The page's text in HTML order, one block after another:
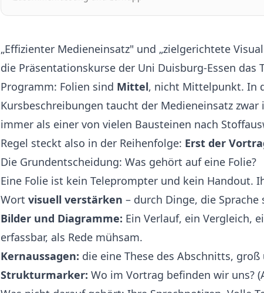
„Effizienter Medieneinsatz" und „zielgerichtete
die Präsentationskurse der Uni Duisburg-Essen das
Programm: Folien sind Mittel, nicht Mittelpunkt. In
Kursbeschreibungen taucht der Medieneinsatz
immer als einer von vielen Bausteinen nach
Regel steckt also in der Reihenfolge: Erst der
Die Grundentscheidung: Was gehört auf eine Folie?
Eine Folie ist kein Teleprompter und kein Handout.
Wort visuell verstärken – durch Dinge, die Sprache
Bilder und Diagramme: Ein Verlauf, ein Vergleich,
erfassbar, als Rede mühsam.
Kernaussagen: die eine These des Abschnitts,
Strukturmarker: Wo im Vortrag befinden wir uns?